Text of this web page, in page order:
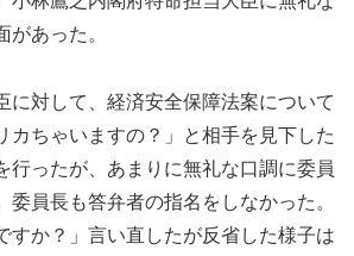
があった。
対して、経済安全保障法案について
カちゃいますの？」と相手を見下した
行ったが、あまりに無礼な口調に委員
委員長も答弁者の指名をしなかった。
すか？」言い直したが反省した様子は